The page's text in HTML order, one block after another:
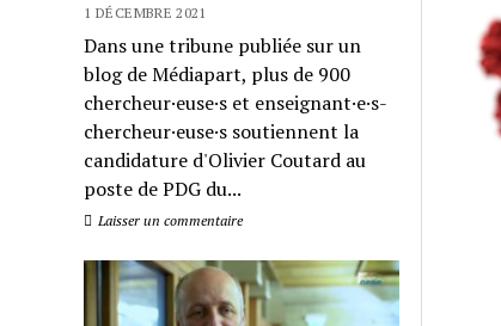
1 DÉCEMBRE 2021
Dans une tribune publiée sur un
blog de Médiapart, plus de 900
chercheur·euse·s et enseignant·e·s-
chercheur·euse·s soutiennent la
candidature d'Olivier Coutard au
poste de PDG du...
Laisser un commentaire